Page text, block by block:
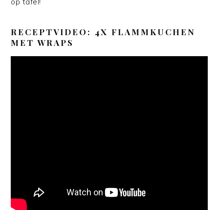
op tafel!
RECEPTVIDEO: 4X FLAMMKUCHEN
MET WRAPS